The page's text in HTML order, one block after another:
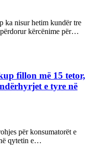
ka nisur hetim kundër tre
kërcënime për…
fillon më 15 tetor,
e tyre në
për konsumatorët e
qytetin e…